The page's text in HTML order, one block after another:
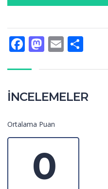
Facebook
Mastodon
Email
İNCELEMELER
Ortalama Puan
0